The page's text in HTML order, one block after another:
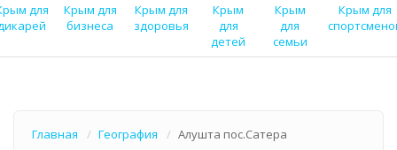
для
Крым для
бизнеса
Крым для
здоровья
Крым
для
детей
Крым
для
семьи
Крым для
Главная География Алушта пос.Сатера